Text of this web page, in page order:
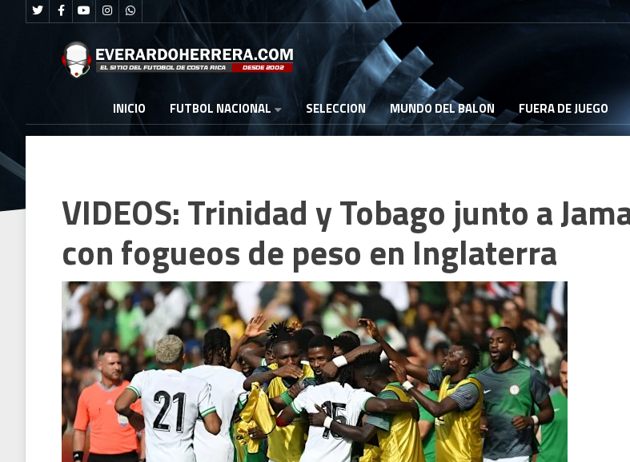
INICIO FUTBOL NACIONAL SELECCION MUNDO DEL BALON FUERA DE JUEGO
VIDEOS: Trinidad y Tobago junto a
con fogueos de peso en Inglaterra